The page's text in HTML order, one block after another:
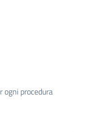
procedura